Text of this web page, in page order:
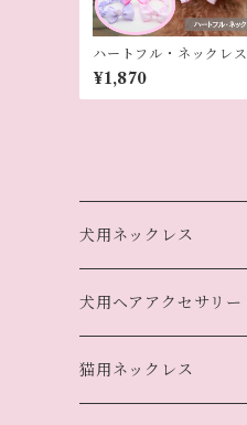
ハートフル・ネックレス
（犬用ネックレス）
¥1,870
犬用ネックレス
犬用ヘアアクセサリー
猫用ネックレス